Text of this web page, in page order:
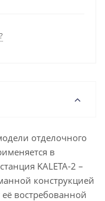
отделочного
в
KALETA-2 –
конструкцией
востребованной